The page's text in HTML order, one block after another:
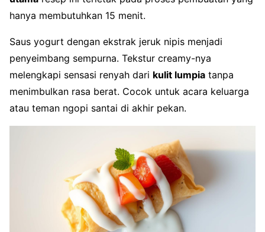
hanya membutuhkan 15 menit.
Saus yogurt dengan ekstrak jeruk nipis menjadi
penyeimbang sempurna. Tekstur creamy-nya
melengkapi sensasi renyah dari kulit lumpia tanpa
menimbulkan rasa berat. Cocok untuk acara keluarga
atau teman ngopi santai di akhir pekan.